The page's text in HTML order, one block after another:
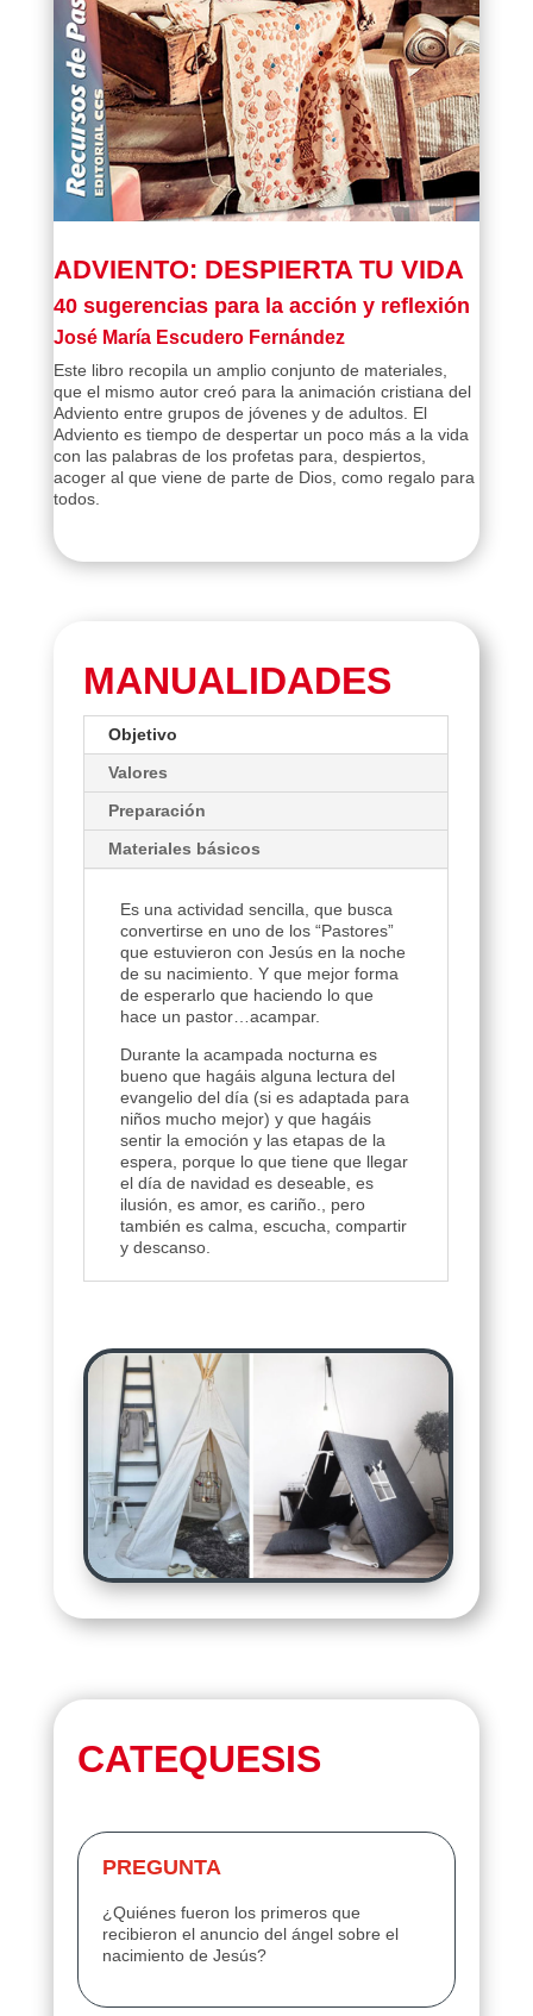
ADVIENTO: DESPIERTA TU VIDA
40 sugerencias para la acción y reflexión
José María Escudero Fernández
Este libro recopila un amplio conjunto de materiales,
que el mismo autor creó para la animación cristiana del
Adviento entre grupos de jóvenes y de adultos. El
Adviento es tiempo de despertar un poco más a la vida
con las palabras de los profetas para, despiertos,
acoger al que viene de parte de Dios, como regalo para
todos.
MANUALIDADES
Objetivo
Valores
Preparación
Materiales básicos
Es una actividad sencilla, que busca
convertirse en uno de los “Pastores”
que estuvieron con Jesús en la noche
de su nacimiento. Y que mejor forma
de esperarlo que haciendo lo que
hace un pastor…acampar.
Durante la acampada nocturna es
bueno que hagáis alguna lectura del
evangelio del día (si es adaptada para
niños mucho mejor) y que hagáis
sentir la emoción y las etapas de la
espera, porque lo que tiene que llegar
el día de navidad es deseable, es
ilusión, es amor, es cariño., pero
también es calma, escucha, compartir
y descanso.
CATEQUESIS
PREGUNTA
¿Quiénes fueron los primeros que
recibieron el anuncio del ángel sobre el
nacimiento de Jesús?